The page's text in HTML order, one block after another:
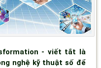
- viết tắt là
nghệ kỹ thuật số để